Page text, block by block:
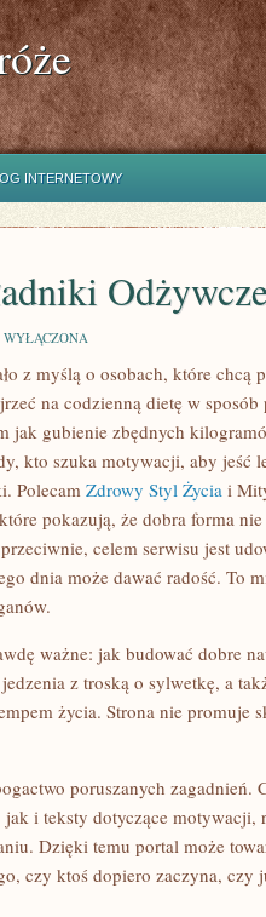
INTERNETOWY
z myślą o osobach, które chcą
na codzienną dietę w
jak gubienie zbędnych
kto szuka motywacji, aby jeść
Polecam Zdrowy Styl Życia i
pokazują, że dobra forma
celem serwisu jest
dnia może dawać radość. To
ważne: jak budować dobre
z troską o sylwetkę, a
życia. Strona nie promuje
poruszanych
i teksty dotyczące motywacji,
Dzięki temu portal może
czy ktoś dopiero zaczyna, czy